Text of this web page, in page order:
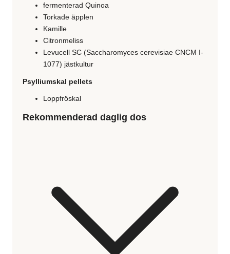
fermenterad Quinoa
Torkade äpplen
Kamille
Citronmeliss
Levucell SC (Saccharomyces cerevisiae CNCM I-
1077) jästkultur
Psylliumskal pellets
Loppfröskal
Rekommenderad daglig dos